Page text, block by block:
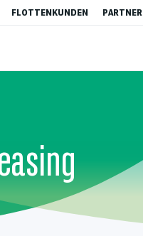
FLOTTENKUNDEN PARTNER